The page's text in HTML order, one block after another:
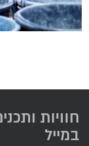
חוויות
במייל